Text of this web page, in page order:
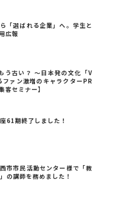
「選ばれる企業」へ。学生と
広報
う古い？ ～日本発の文化「V
ァン激増のキャラクターPR
客セミナー】
61期終了しました！
市市民活動センター様で「教
の講師を務めました！